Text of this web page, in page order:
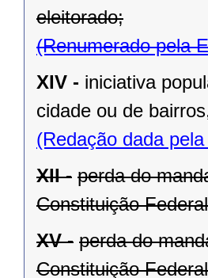
eleitorado;
(Renumerado pela
XIV - iniciativa
cidade ou de
(Redação dada
XII - perda do
Constituição
XV - perda do
Constituição